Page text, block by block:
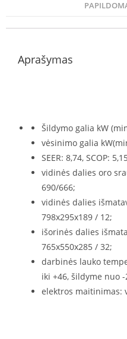
Aprašymas
Šildymo galia kW
vėsinimo galia
SEER: 8,74, SCOP:
vidinės dalies oro
690/666;
vidinės dalies
798x295x189 / 12;
išorinės dalies
765x550x285 / 32;
darbinės lauko
iki +46, šildyme nuo
elektros maitinimas: